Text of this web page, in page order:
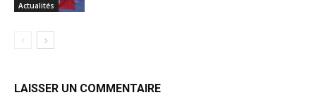
Actualités
LAISSER UN COMMENTAIRE